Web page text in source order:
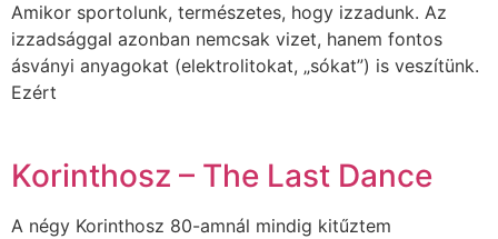
Amikor sportolunk, természetes, hogy izzadunk. Az
izzadsággal azonban nemcsak vizet, hanem fontos
ásványi anyagokat (elektrolitokat, „sókat”) is veszítünk.
Ezért
Korinthosz – The Last Dance
A négy Korinthosz 80-amnál mindig kitűztem